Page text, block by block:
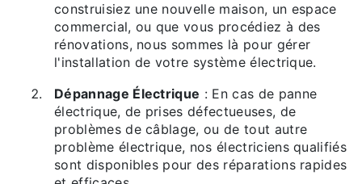
construisiez une nouvelle maison, un espace
commercial, ou que vous procédiez à des
rénovations, nous sommes là pour gérer
l'installation de votre système électrique.
Dépannage Électrique : En cas de panne
électrique, de prises défectueuses, de
problèmes de câblage, ou de tout autre
problème électrique, nos électriciens qualifiés
sont disponibles pour des réparations rapides